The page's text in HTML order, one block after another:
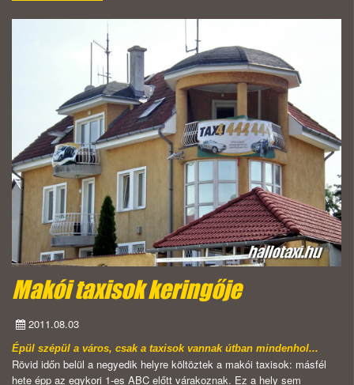
Makói taxisok keringője
2011.08.03
Épül szépül a város, csak a taxisok vannak útban mindenhol...
Rövid időn belül a negyedik helyre költöztek a makói taxisok: másfél
hete épp az egykori 1-es ABC előtt várakoznak. Ez a hely sem